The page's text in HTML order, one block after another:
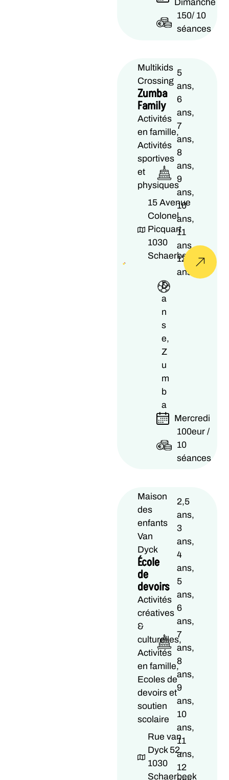
Dimanche
150/ 10
séances
Multikids
Crossing
Zumba
Family
Activités
en famille,
Activités
sportives
et
physiques
15 Avenue
Colonel
Picquart
1030
Schaerbeek
5
ans,
6
ans,
7
ans,
8
ans,
9
ans,
10
ans,
11
ans,
12
ans
D
a
n
s
e,
Z
u
m
b
a
Mercredi
100eur /
10
séances
Maison
des
enfants
Van
Dyck
École
de
devoirs
Activités
créatives
&
culturelles,
Activités
en famille,
Ecoles de
devoirs et
soutien
scolaire
Rue van
Dyck 52,
1030
Schaerbeek
2,5
ans,
3
ans,
4
ans,
5
ans,
6
ans,
7
ans,
8
ans,
9
ans,
10
ans,
11
ans,
12